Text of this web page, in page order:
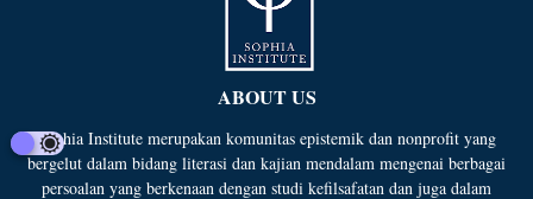
ABOUT US
Sophia Institute merupakan komunitas epistemik dan nonprofit yang
bergelut dalam bidang literasi dan kajian mendalam mengenai berbagai
persoalan yang berkenaan dengan studi kefilsafatan dan juga dalam